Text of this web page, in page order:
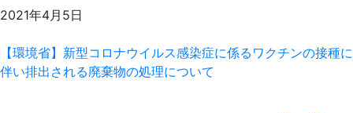
2021年4月5日
【環境省】新型コロナウイルス感染症に係るワクチンの接種に
伴い排出される廃棄物の処理について